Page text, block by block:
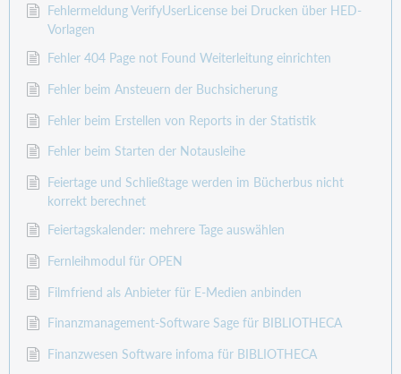
Fehlermeldung VerifyUserLicense bei Drucken über HED-
Vorlagen
Fehler 404 Page not Found Weiterleitung einrichten
Fehler beim Ansteuern der Buchsicherung
Fehler beim Erstellen von Reports in der Statistik
Fehler beim Starten der Notausleihe
Feiertage und Schließtage werden im Bücherbus nicht
korrekt berechnet
Feiertagskalender: mehrere Tage auswählen
Fernleihmodul für OPEN
Filmfriend als Anbieter für E-Medien anbinden
Finanzmanagement-Software Sage für BIBLIOTHECA
Finanzwesen Software infoma für BIBLIOTHECA